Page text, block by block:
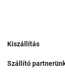
Kiszállítás
Szállító